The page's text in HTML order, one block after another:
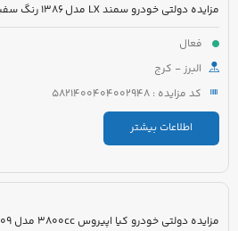
فعال
البرز - کرج
کد مزایده : 5821400404002948
اطلاعات بیشتر